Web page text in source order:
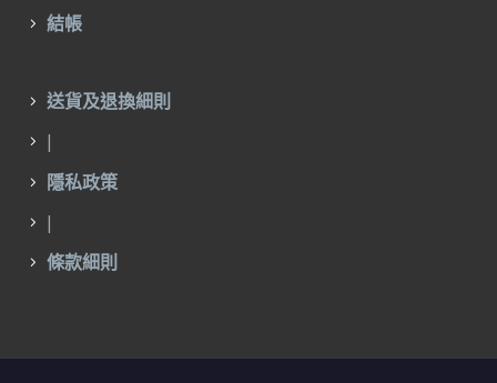
結帳
送貨及退換細則
|
隱私政策
|
條款細則